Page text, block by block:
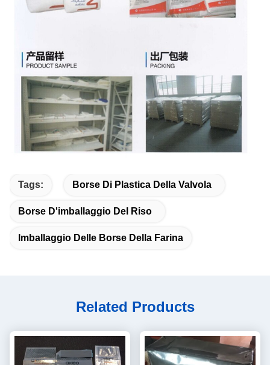
Tags: Borse Di Plastica Della Valvola
Borse D'imballaggio Del Riso
Imballaggio Delle Borse Della Farina
Related Products